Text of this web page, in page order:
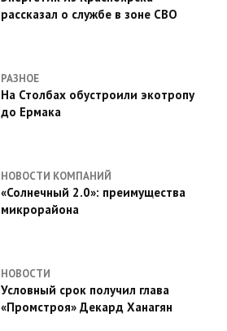
рассказал о службе в зоне СВО
РАЗНОЕ
На Столбах обустроили экотропу
до Ермака
НОВОСТИ КОМПАНИЙ
«Солнечный 2.0»: преимущества
микрорайона
НОВОСТИ
Условный срок получил глава
«Промстроя» Декард Ханагян